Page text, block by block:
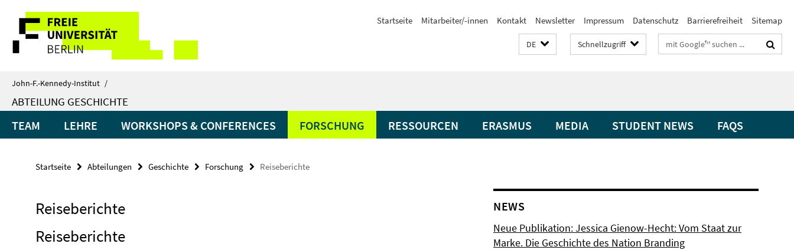
direkt
Inhalt
Service-
Navigation
Startseite Mitarbeiter/-innen Kontakt Newsletter Impressum Datenschutz Barrierefreiheit Sitemap
DE Schnellzugriff Suchbegriffe
John-F.-Kennedy-Institut /
ABTEILUNG GESCHICHTE
TEAM LEHRE WORKSHOPS & CONFERENCES FORSCHUNG RESSOURCEN ERASMUS MEDIA STUDENT NEWS FAQS
Startseite Abteilungen Geschichte Forschung Reiseberichte
Reiseberichte
Reiseberichte
NEWS
Neue Publikation: Jessica Gienow-Hecht: Vom Staat zur
Marke. Die Geschichte des Nation Branding